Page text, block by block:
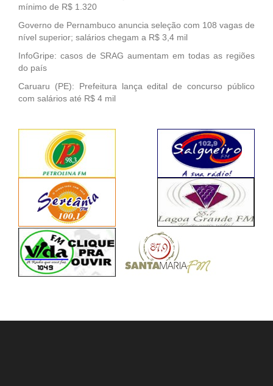
mínimo de R$ 1.320
Governo de Pernambuco anuncia seleção com 108 vagas de
nível superior; salários chegam a R$ 3,4 mil
InfoGripe: casos de SRAG aumentam em todas as regiões
do país
Caruaru (PE): Prefeitura lança edital de concurso público
com salários até R$ 4 mil